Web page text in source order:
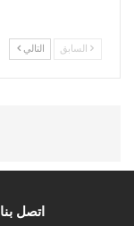
السابق التالي
اتصل بنا